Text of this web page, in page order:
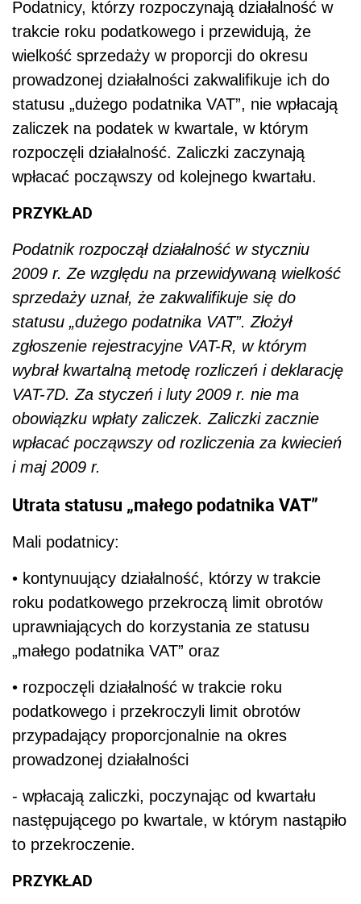
Podatnicy, którzy rozpoczynają działalność w
trakcie roku podatkowego i przewidują, że
wielkość sprzedaży w proporcji do okresu
prowadzonej działalności zakwalifikuje ich do
statusu „dużego podatnika VAT”, nie wpłacają
zaliczek na podatek w kwartale, w którym
rozpoczęli działalność. Zaliczki zaczynają
wpłacać począwszy od kolejnego kwartału.
PRZYKŁAD
Podatnik rozpoczął działalność w styczniu
2009 r. Ze względu na przewidywaną wielkość
sprzedaży uznał, że zakwalifikuje się do
statusu „dużego podatnika VAT”. Złożył
zgłoszenie rejestracyjne VAT-R, w którym
wybrał kwartalną metodę rozliczeń i deklarację
VAT-7D. Za styczeń i luty 2009 r. nie ma
obowiązku wpłaty zaliczek. Zaliczki zacznie
wpłacać począwszy od rozliczenia za kwiecień
i maj 2009 r.
Utrata statusu „małego podatnika VAT”
Mali podatnicy:
• kontynuujący działalność, którzy w trakcie
roku podatkowego przekroczą limit obrotów
uprawniających do korzystania ze statusu
„małego podatnika VAT” oraz
• rozpoczęli działalność w trakcie roku
podatkowego i przekroczyli limit obrotów
przypadający proporcjonalnie na okres
prowadzonej działalności
- wpłacają zaliczki, poczynając od kwartału
następującego po kwartale, w którym nastąpiło
to przekroczenie.
PRZYKŁAD